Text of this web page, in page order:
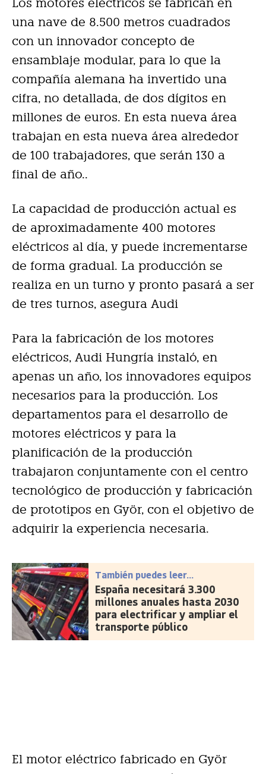
Los motores eléctricos se fabrican en
una nave de 8.500 metros cuadrados
con un innovador concepto de
ensamblaje modular, para lo que la
compañía alemana ha invertido una
cifra, no detallada, de dos dígitos en
millones de euros. En esta nueva área
trabajan en esta nueva área alrededor
de 100 trabajadores, que serán 130 a
final de año..
La capacidad de producción actual es
de aproximadamente 400 motores
eléctricos al día, y puede incrementarse
de forma gradual. La producción se
realiza en un turno y pronto pasará a ser
de tres turnos, asegura Audi
Para la fabricación de los motores
eléctricos, Audi Hungría instaló, en
apenas un año, los innovadores equipos
necesarios para la producción. Los
departamentos para el desarrollo de
motores eléctricos y para la
planificación de la producción
trabajaron conjuntamente con el centro
tecnológico de producción y fabricación
de prototipos en Györ, con el objetivo de
adquirir la experiencia necesaria.
También puedes leer...
España necesitará 3.300
millones anuales hasta 2030
para electrificar y ampliar el
transporte público
El motor eléctrico fabricado en Györ